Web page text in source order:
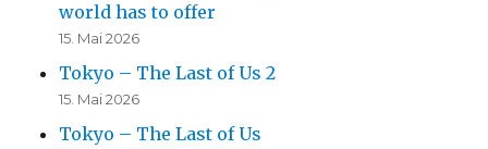
world has to offer
15. Mai 2026
Tokyo – The Last of Us 2
15. Mai 2026
Tokyo – The Last of Us